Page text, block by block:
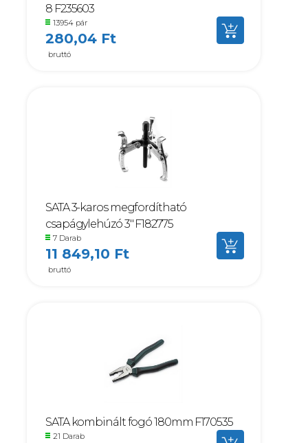
8 F235603
13954 pár
280,04 Ft
bruttó
SATA 3-karos megfordítható
csapágylehúzó 3" F182775
7 Darab
11 849,10 Ft
bruttó
SATA kombinált fogó 180mm F170535
21 Darab